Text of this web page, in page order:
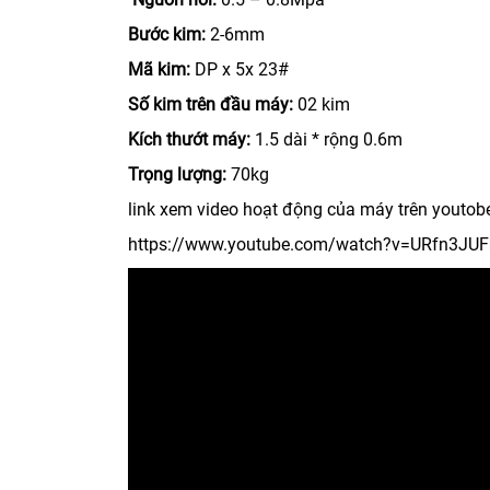
Bước kim: 2-6mm
Mã kim: DP x 5x 23#
Số kim trên đầu máy: 02 kim
Kích thướt máy: 1.5 dài * rộng 0.6m
Trọng lượng: 70kg
link xem video hoạt động của máy trên
https://www.youtube.com/